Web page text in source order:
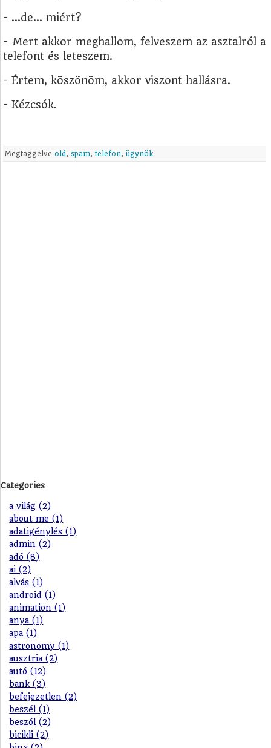
- ...de... miért?
- Mert akkor meghallom, felveszem az asztalról a
telefont és leteszem.
- Értem, köszönöm, akkor viszont hallásra.
- Kézcsók.
Megtaggelveold,spam,telefon,ügynök
Categories
a világ (2)
about me (1)
adatigénylés (1)
admin (2)
adó (8)
ai (2)
alvás (1)
android (1)
animation (1)
anya (1)
apa (1)
astronomy (1)
ausztria (2)
autó (12)
bank (3)
befejezetlen (2)
beszél (1)
beszól (2)
bicikli (2)